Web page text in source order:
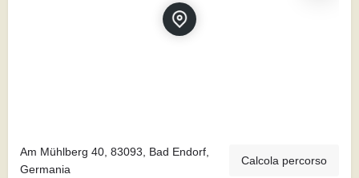
Am Mühlberg 40, 83093, Bad Endorf,
Germania
Calcola percorso